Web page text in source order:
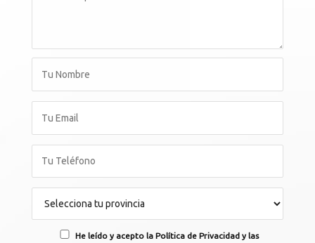
He leído y acepto la Política de Privacidad y las